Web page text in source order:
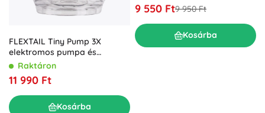
FLEXTAIL Tiny Pump 3X
elektromos pumpa és
kempinglámpa, fehér
Raktáron
11 990 Ft
Kosárba
9 550 Ft9 950 Ft
Kosárba